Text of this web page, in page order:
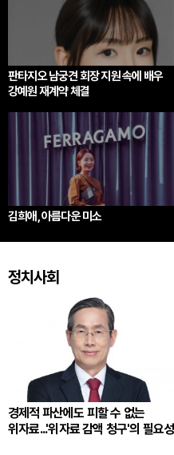
판타지오 남궁견 회장 지원 속에 배우
강예원 재계약 체결
김희애, 아름다운 미소
정치사회
경제적 파산에도 피할 수 없는
위자료...'위자료 감액 청구'의 필요성